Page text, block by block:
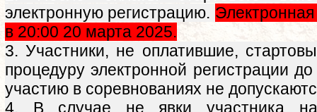
электронную регистрацию.
в 20:00 20 марта 2025.
3. Участники, не оплатившие,
процедуру электронной регистрации
участию в соревнованиях не
4. В случае не явки участника на